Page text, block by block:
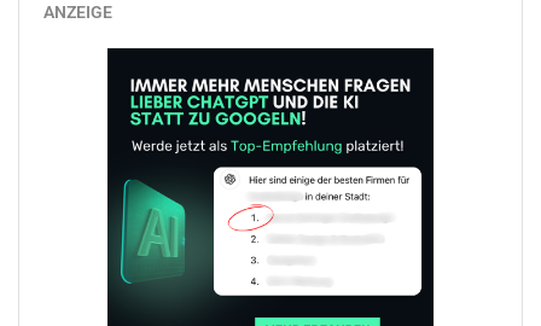
ANZEIGE